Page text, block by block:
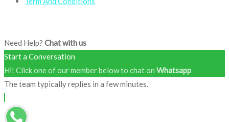
Need Help? Chat with us
Start a Conversation
Hi! Click one of our member below to chat on Whatsapp
The team typically replies in a few minutes.